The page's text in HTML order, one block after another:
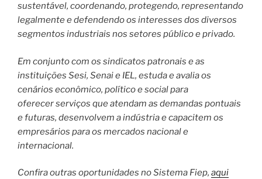
sustentável, coordenando, protegendo, representando
legalmente e defendendo os interesses dos diversos
segmentos industriais nos setores público e privado.
Em conjunto com os sindicatos patronais e as
instituições Sesi, Senai e IEL, estuda e avalia os
cenários econômico, político e social para
oferecer serviços que atendam as demandas pontuais
e futuras, desenvolvem a indústria e capacitem os
empresários para os mercados nacional e
internacional.
Confira outras oportunidades no Sistema Fiep, aqui